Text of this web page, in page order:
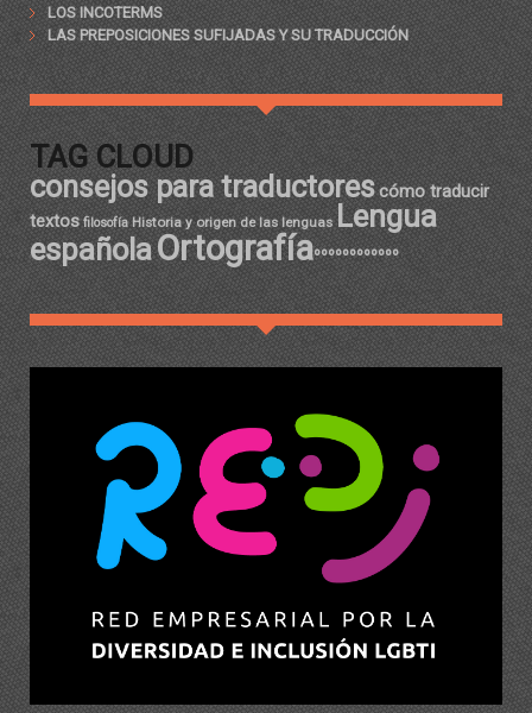
LOS INCOTERMS
LAS PREPOSICIONES SUFIJADAS Y SU TRADUCCIÓN
TAG CLOUD
consejos para traductorescómo traducir
textos filosofía Historia y origen de las lenguas Lengua
españolaOrtografíaºººººººººººº